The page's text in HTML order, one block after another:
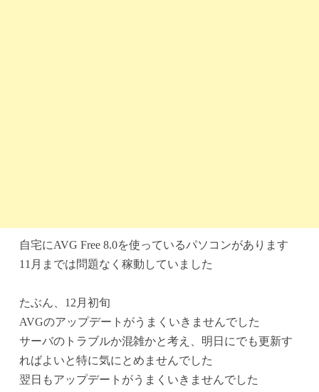
自宅にAVG Free 8.0を使っているパソコンがあります
11月までは問題なく稼動していました
たぶん、12月初旬
AVGのアップデートがうまくいきませんでした
サーバのトラブルか混雑かと考え、明日にでも更新す
ればよいと特に気にとめませんでした
翌日もアップデートがうまくいきませんでした